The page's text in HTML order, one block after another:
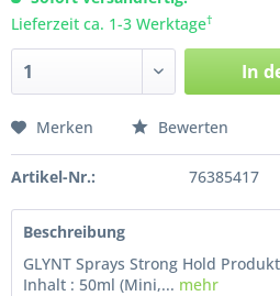
Lieferzeit ca. 1-3 Werktage†
In
Merken Bewerten
Artikel-Nr.: 76385417
Beschreibung
GLYNT Sprays Strong Hold
Inhalt : 50ml (Mini,... mehr